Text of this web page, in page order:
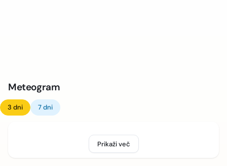
Meteogram
3 dni 7 dni
Prikaži več